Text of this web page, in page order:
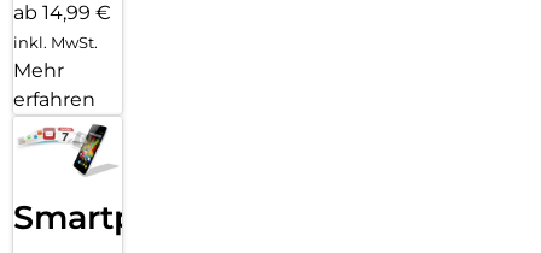
ab 14,99 €
inkl. MwSt.
Mehr
erfahren
Smartphone